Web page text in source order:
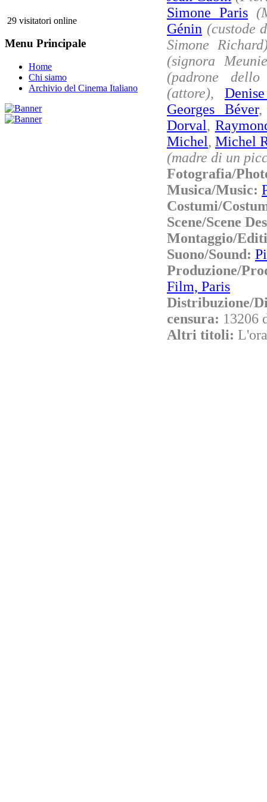
29 visitatori online
Menu Principale
Home
Chi siamo
Archivio del Cinema Italiano
Simone Paris
Génin (custode
Simone
(signora
(padrone
(attore),
Georges Béver
Dorval,
Michel, Michel
(madre di un
Fotografia/
Musica/Music:
Costumi/
Scene/Scene
Montaggio/
Suono/Sound:
Produzione/
Film, Paris
Distribuzione/
censura: 13206
Altri titoli: